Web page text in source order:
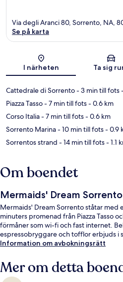
Karta
Via degli Aranci 80, Sorrento, NA,
Se på karta
I närheten Ta sig
Cattedrale di Sorrento- 3 min till fots
Piazza Tasso- 7 min till fots- 0.6 km
Corso Italia- 7 min till fots- 0.6 km
Sorrento Marina- 10 min till fots- 0.9
Sorrentos strand - 14 min till fots- 1.1
Om boendet
Mermaids' Dream Sorrento
Mermaids' Dream Sorrento ståtar med
minuters promenad från Piazza Tasso
förmåner som wi-fi och fast internet.
espressobryggare och tofflor erbjuds i
Information om avbokningsrätt
Mer om detta